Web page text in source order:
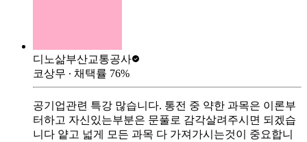
디노삶부산교통공사
코상무 ∙ 채택률 76%
공기업관련 특강 많습니다. 통전 중 약한 과목은 이론부
터하고 자신있는부분은 문풀로 감각살려주시면 되겠습
니다 얕고 넓게 모든 과목 다 가져가시는것이 중요합니